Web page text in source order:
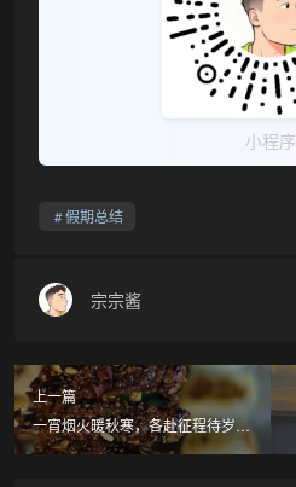
小程序
假期总结
宗宗酱
上一篇
一宵烟火暖秋寒，各赴征程待岁
圆。